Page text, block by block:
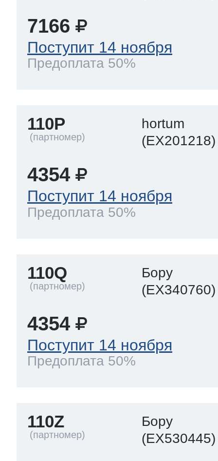
7166
Поступит 14 ноября
Предоплата 50%
110P
hortum
(EX201218)
4354
Поступит 14 ноября
Предоплата 50%
110Q
Бору
(EX340760)
4354
Поступит 14 ноября
Предоплата 50%
110Z
Бору
(EX530445)